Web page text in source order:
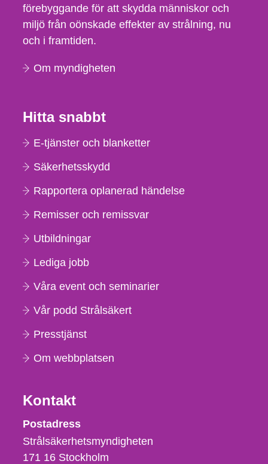
förebyggande för att skydda människor och
miljö från oönskade effekter av strålning, nu
och i framtiden.
Om myndigheten
Hitta snabbt
E-tjänster och blanketter
Säkerhetsskydd
Rapportera oplanerad händelse
Remisser och remissvar
Utbildningar
Lediga jobb
Våra event och seminarier
Vår podd Strålsäkert
Presstjänst
Om webbplatsen
Kontakt
Strålsäkerhetsmyndigheten
Postadress
Strålsäkerhetsmyndigheten
171 16 Stockholm